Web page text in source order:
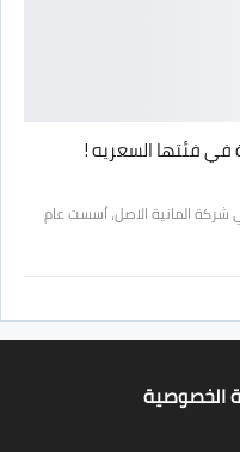
في فئتها السعريه !
شركة المانية الاصل، اُسست عام
الخصوصية